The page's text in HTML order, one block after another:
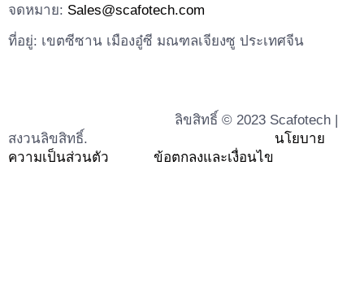
จดหมาย: Sales@scafotech.com
ที่อยู่: เขตซีซาน เมืองอู๋ซี มณฑลเจียงซู ประเทศจีน
ลิขสิทธิ์ © 2023 Scafotech |
สงวนลิขสิทธิ์. นโยบาย
ความเป็นส่วนตัว
ข้อตกลงและเงื่อนไข